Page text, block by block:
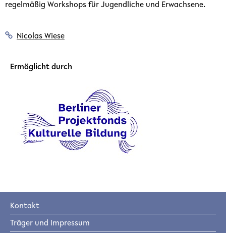
regelmäßig Workshops für Jugendliche und Erwachsene.
Nicolas Wiese
Ermöglicht durch
Kontakt
Träger und Impressum